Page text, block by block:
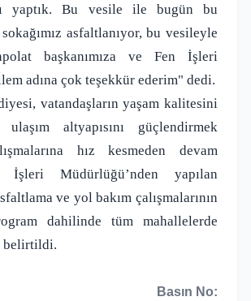
yaptık. Bu vesile ile bugün bu
asfaltlanıyor, bu vesileyle
başkanımıza ve Fen İşleri
adına çok teşekkür ederim" dedi.
vatandaşların yaşam kalitesini
altyapısını güçlendirmek
hız kesmeden devam
Müdürlüğü’nden yapılan
ve yol bakım çalışmalarının
dahilinde tüm mahallelerde
belirtildi.
Basın No: